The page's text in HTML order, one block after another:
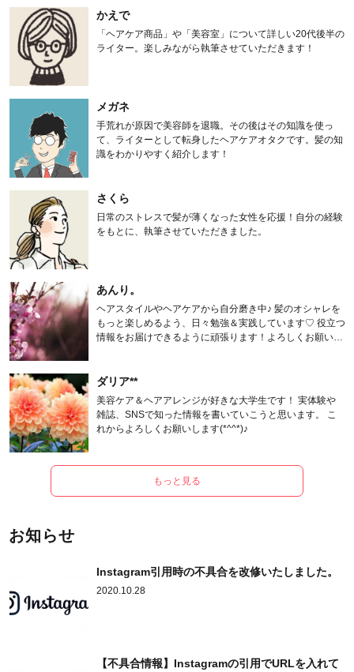
かえで
「ヘアケア商品」や「美容室」について詳しい20代後半の
ライター。楽しみながら執筆させていただきます！
メガネ
手荒れが原因で美容師を退職。その後はその知識を使っ
て、ライターとして転身したヘアケアオタクです。髪の知
識をわかりやすく紹介します！
さくら
日常のストレスで髪が薄くなった女性を応援！自分の経験
をもとに、執筆させていただきました。
あんり。
ヘアスタイルやヘアケアから自分磨き中♪ 髪のオシャレを
もっと楽しめるよう、日々勉強＆実践しています♡ 役立つ
情報をお届けできるように頑張ります！よろしくお願いし
ダリア**
美容ケア＆ヘアアレンジが好きな大学生です！ 実体験や
雑誌、SNSで知った情報を書いていこうと思います。 こ
れからよろしくお願いします(*^^*)♪
もっと見る
お知らせ
Instagram引用時の不具合を改修いたしました。
2020.10.28
【不具合情報】Instagramの引用でURLを入れて